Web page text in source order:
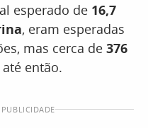
esperado de 16,7
, eram esperadas
mas cerca de 376
então.